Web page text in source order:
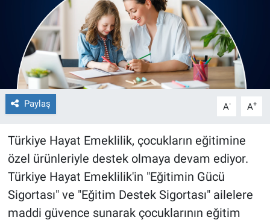
Paylaş A- A+
Türkiye Hayat Emeklilik, çocukların eğitimine
özel ürünleriyle destek olmaya devam ediyor.
Türkiye Hayat Emeklilik'in "Eğitimin Gücü
Sigortası" ve "Eğitim Destek Sigortası" ailelere
maddi güvence sunarak çocuklarının eğitim